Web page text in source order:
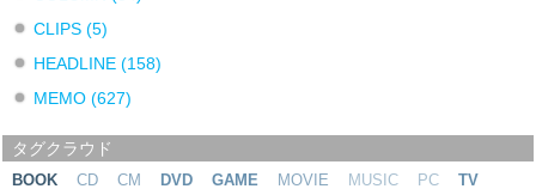
CLIPS(5)
HEADLINE(158)
MEMO(627)
タグクラウド
BOOK CD CM DVD GAME MOVIE MUSIC PC
TV